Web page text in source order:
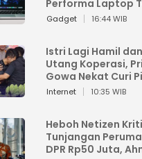
Performa Laptop
Harus Beli Baru
Gadget 16:44 WIB
Istri Lagi Hamil
Utang Koperasi,
Gowa Nekat Curi
Tandan Milik
Internet 10:35 WIB
Heboh Netizen
Tunjangan
DPR Rp50 Juta,